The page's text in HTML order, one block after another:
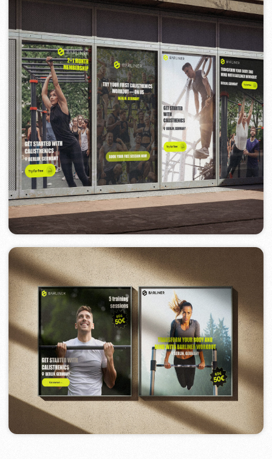
Завершение
Мы любим создавать проекты, за
которые не стыдно. И если вы тоже
хотите, чтобы ваш бренд выглядел
стильно, работал эффективно и
вызывал доверие — простооставьте
заявку
. Всё остальное мы возьмём на
себя.
Оцените нашу работу
Выберете способ связи
Звонок
WhatsApp
Бесплатная консультация
Обсудить проект